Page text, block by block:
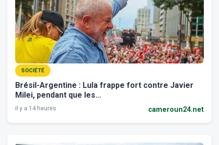
SOCIÉTÉ
Brésil-Argentine : Lula frappe fort contre Javier
Milei, pendant que les...
il y a 14 heures cameroun24.net